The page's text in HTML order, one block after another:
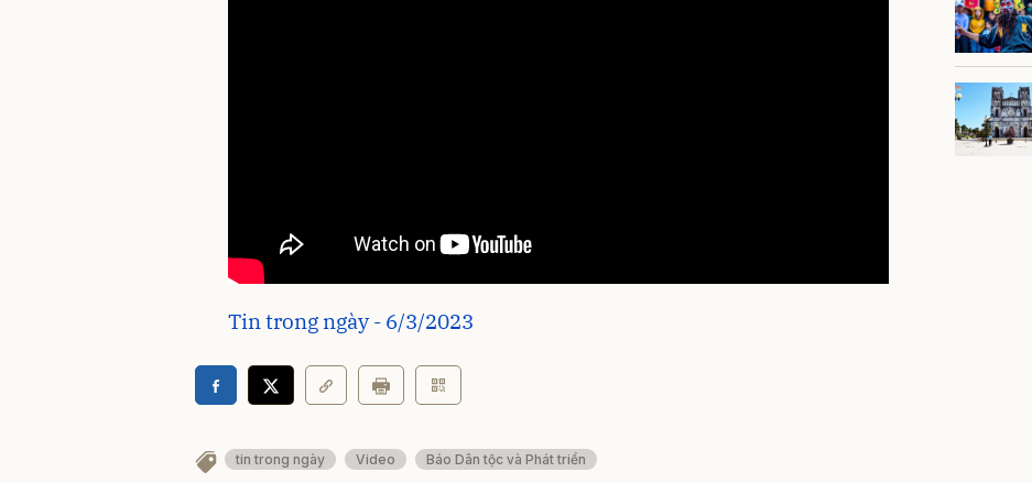
Tin trong ngày - 6/3/2023
tin trong ngày Video Báo Dân tộc và Phát triển